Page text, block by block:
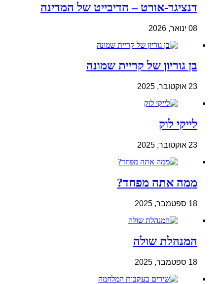
דנציגר-אורט – הדיבייט של המדינה
08 ינואר, 2026
בן גוריון של קריית שמונה
23 אוקטובר, 2025
לייקי לוק
23 אוקטובר, 2025
ממה אתה מפחד?
18 ספטמבר, 2025
המנהלת שולה
18 ספטמבר, 2025